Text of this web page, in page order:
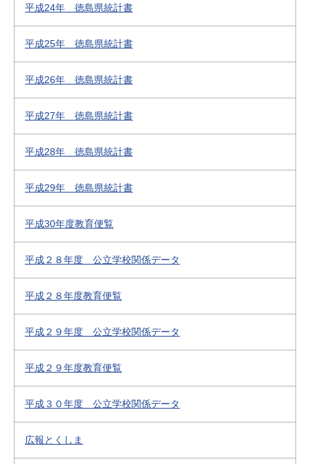
平成24年 徳島県統計書
平成25年 徳島県統計書
平成26年 徳島県統計書
平成27年 徳島県統計書
平成28年 徳島県統計書
平成29年 徳島県統計書
平成30年度教育便覧
平成２８年度 公立学校関係データ
平成２８年度教育便覧
平成２９年度 公立学校関係データ
平成２９年度教育便覧
平成３０年度 公立学校関係データ
広報とくしま